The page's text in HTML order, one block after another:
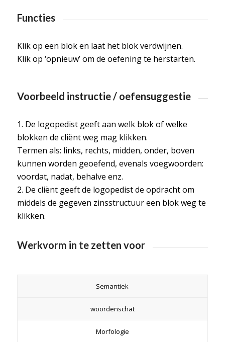
Functies
Klik op een blok en laat het blok verdwijnen.
Klik op ‘opnieuw’ om de oefening te herstarten.
Voorbeeld instructie / oefensuggestie
1. De logopedist geeft aan welk blok of welke
blokken de cliënt weg mag klikken.
Termen als: links, rechts, midden, onder, boven
kunnen worden geoefend, evenals voegwoorden:
voordat, nadat, behalve enz.
2. De cliënt geeft de logopedist de opdracht om
middels de gegeven zinsstructuur een blok weg te
klikken.
Werkvorm in te zetten voor
Semantiek
woordenschat
Morfologie